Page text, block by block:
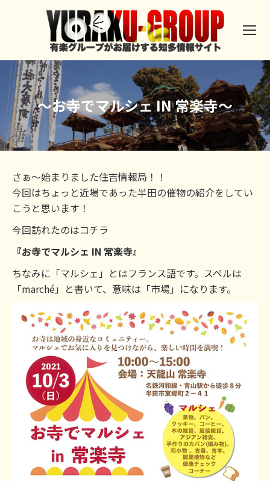
～お寺でマルシェ IN 常楽寺～
さぁ～始まりました住吉情報局！！
今回はちょっと近場であった半田の催物の紹介をしてい
こうと思います！
今回訪れたのはコチラ
『お寺でマルシェ IN 常楽寺』
ちなみに「マルシェ」とはフランス語です。スペルは
「marché」と書いて、意味は「市場」になります。